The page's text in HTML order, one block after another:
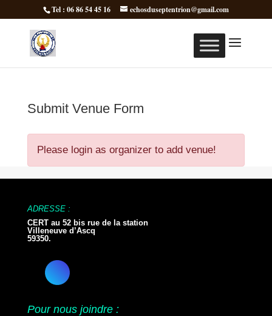
Tel : 06 86 54 45 16 echosduseptentrion@gmail.com
Submit Venue Form
Please login as organizer to add venue!
ADRESSE :
CERT au 52 bis rue de la station
Villeneuve d’Ascq
59350.
Pour nous joindre :